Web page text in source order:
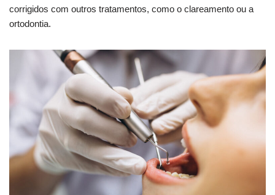
corrigidos com outros tratamentos, como o clareamento ou a
ortodontia.